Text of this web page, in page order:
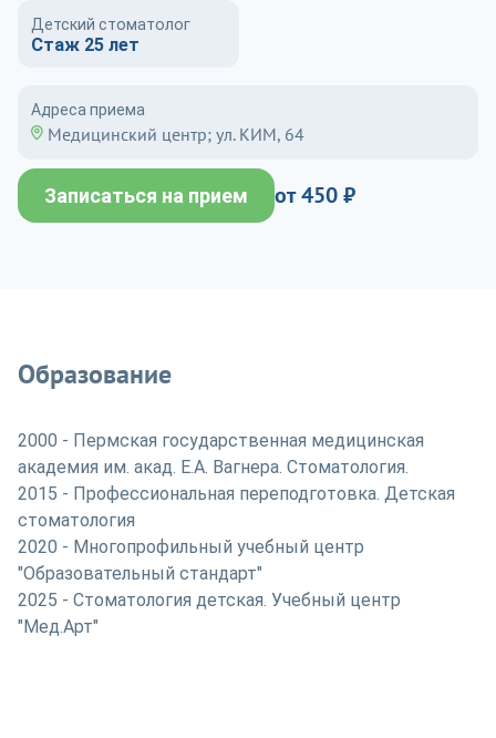
Детский стоматолог
Стаж 25 лет
Адреса приема
Медицинский центр; ул. КИМ, 64
Записаться на прием от 450 ₽
Образование
2000 - Пермская государственная медицинская
академия им. акад. Е.А. Вагнера. Стоматология.
2015 - Профессиональная переподготовка. Детская
стоматология
2020 - Многопрофильный учебный центр
"Образовательный стандарт"
2025 - Стоматология детская. Учебный центр
"Мед.Арт"